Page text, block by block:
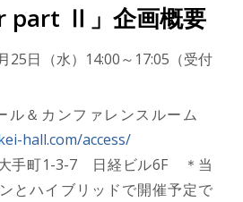
part Ⅱ」企画概要
25日（水）14:00～17:05（受付
ル＆カンファレンスルーム
hall.com/access/
手町1-3-7 日経ビル6F ＊当
とハイブリッドで開催予定で